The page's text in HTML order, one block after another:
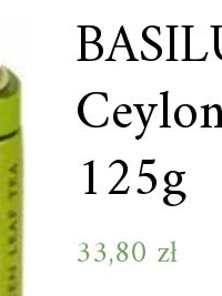
125g
33,80 zł